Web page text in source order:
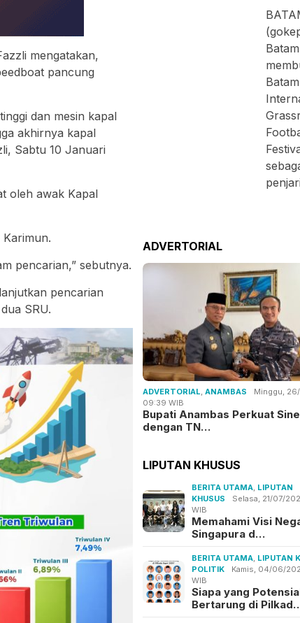
mengatakan,
pancung
dan mesin kapal
akhirnya kapal
Sabtu 10 Januari
oleh awak Kapal
pencarian,” sebutnya.
pencarian
SRU.
Batam
ADVERTORIAL
ADVERTORIAL,ANAMBAS
Minggu,
09:39 WIB
Bupati Anambas Perkuat
dengan TN…
LIPUTAN KHUSUS
BERITA UTAMA, LIPUTAN
KHUSUS
Selasa, 21/07/
WIB
Memahami Visi
Singapura d…
BERITA UTAMA, LIPUTAN
POLITIK
Kamis, 04/06/
WIB
Siapa yang
Bertarung di